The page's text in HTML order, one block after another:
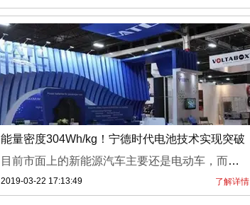
能量密度304Wh/kg！宁德时代电池技术实现突破
目前市面上的新能源汽车主要还是电动车，而续航是电动车的一大硬伤，问题的根本还是电动车所使用的动力电池能量密度迟迟没有突破性的发展，现在宁德时代传来了好消息，该公司研发出了电池质量能量密度达304Wh/kg的样品。宁德时代最新消息，该公司研发团队攻克动力电池正极和负极材料等关键核心技术，开发出比能量(质量能量密度)达304Wh/kg的样品，在国际市场上处于领先地位。业内分析认为，目前宁德时代的技术突...
2019-03-22 17:13:49 了解详情